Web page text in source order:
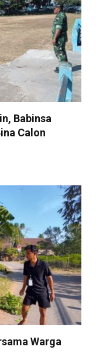
Babinsa
Calon
Warga